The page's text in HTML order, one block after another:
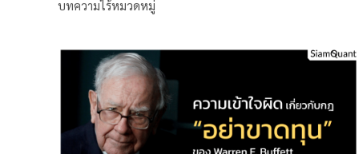
บทความไร้หมวดหมู่